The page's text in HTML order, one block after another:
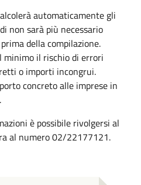
automaticamente gli
non sarà più necessario
della compilazione.
minimo il rischio di errori
o importi incongrui.
concreto alle imprese in
è possibile rivolgersi al
al numero 02/22177121.